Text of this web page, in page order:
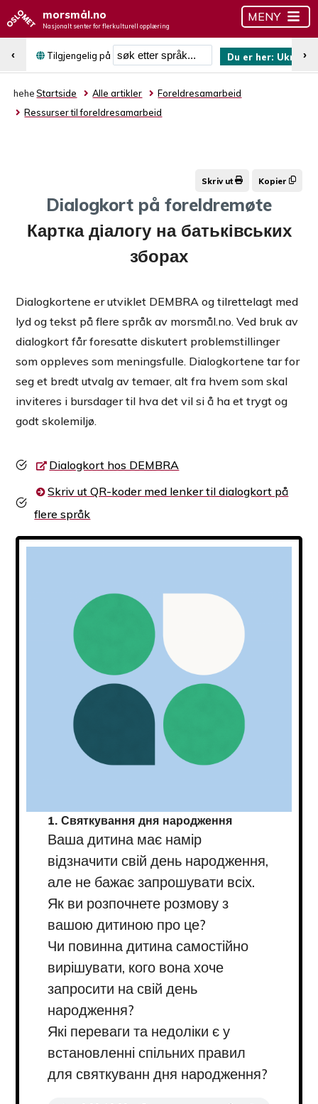
morsmål.no
Nasjonalt senter for flerkulturell opplæring
MENY
Tilgjengelig på
Søk etter språk
Du er her:
‹ ›
hehe Startside Alle artikler
Foreldresamarbeid
Ressurser til foreldresamarbeid
Skriv ut Kopier
Dialogkort på foreldremøte
Картка діалогу на батьківських
зборах
Dialogkortene er utviklet DEMBRA og tilrettelagt med
lyd og tekst på flere språk av morsmål.no. Ved bruk av
dialogkort får foresatte diskutert problemstillinger
som oppleves som meningsfulle. Dialogkortene tar for
seg et bredt utvalg av temaer, alt fra hvem som skal
inviteres i bursdager til hva det vil si å ha et trygt og
godt skolemiljø.
Dialogkort hos DEMBRA
Skriv ut QR-koder med lenker til dialogkort på
flere språk
1. Святкування дня народження
Ваша дитина має намір
відзначити свій день народження,
але не бажає запрошувати всіх.
Як ви розпочнете розмову з
вашою дитиною про це?
Чи повинна дитина самостійно
вирішувати, кого вона хоче
запросити на свій день
народження?
Які переваги та недоліки є у
встановленні спільних правил
для святкуванн дня народження?